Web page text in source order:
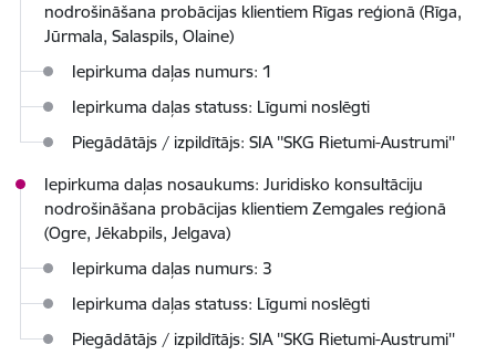
nodrošināšana probācijas klientiem Rīgas reģionā (Rīga,
Jūrmala, Salaspils, Olaine)
Iepirkuma daļas numurs: 1
Iepirkuma daļas statuss: Līgumi noslēgti
Piegādātājs / izpildītājs: SIA ''SKG Rietumi-Austrumi''
Iepirkuma daļas nosaukums: Juridisko konsultāciju
nodrošināšana probācijas klientiem Zemgales reģionā
(Ogre, Jēkabpils, Jelgava)
Iepirkuma daļas numurs: 3
Iepirkuma daļas statuss: Līgumi noslēgti
Piegādātājs / izpildītājs: SIA ''SKG Rietumi-Austrumi''